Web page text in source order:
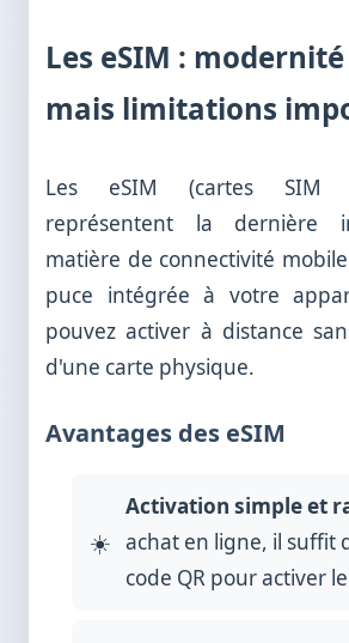
Les eSIM :
mais limitations
Les eSIM (cartes SIM
représentent la dernière
matière de connectivité
puce intégrée à votre
pouvez activer à distance
d'une carte physique.
Avantages des eSIM
Activation simple et
achat en ligne, il suffit
code QR pour activer